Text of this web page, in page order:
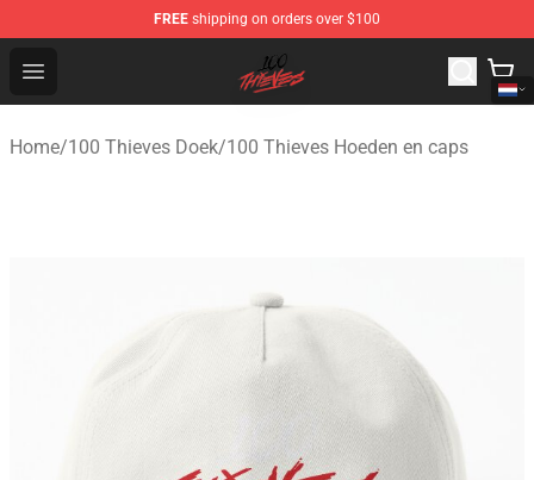
FREE shipping on orders over $100
Open menu
100 Thieves Shop - Official 100 Thieves Merchandise
Home/100 Thieves Doek/100 Thieves Hoeden en caps